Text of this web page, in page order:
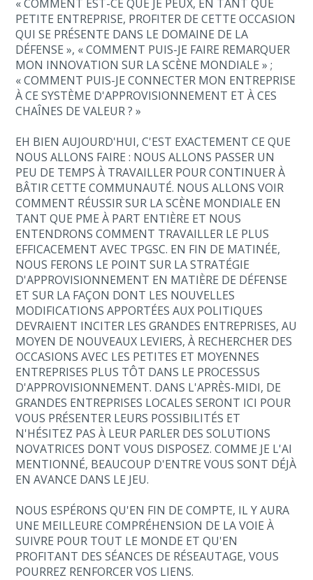
« COMMENT EST-CE QUE JE PEUX, EN TANT QUE
PETITE ENTREPRISE, PROFITER DE CETTE OCCASION
QUI SE PRÉSENTE DANS LE DOMAINE DE LA
DÉFENSE », « COMMENT PUIS-JE FAIRE REMARQUER
MON INNOVATION SUR LA SCÈNE MONDIALE » ;
« COMMENT PUIS-JE CONNECTER MON ENTREPRISE
À CE SYSTÈME D'APPROVISIONNEMENT ET À CES
CHAÎNES DE VALEUR ? »
EH BIEN AUJOURD'HUI, C'EST EXACTEMENT CE QUE
NOUS ALLONS FAIRE : NOUS ALLONS PASSER UN
PEU DE TEMPS À TRAVAILLER POUR CONTINUER À
BÂTIR CETTE COMMUNAUTÉ. NOUS ALLONS VOIR
COMMENT RÉUSSIR SUR LA SCÈNE MONDIALE EN
TANT QUE PME À PART ENTIÈRE ET NOUS
ENTENDRONS COMMENT TRAVAILLER LE PLUS
EFFICACEMENT AVEC TPGSC. EN FIN DE MATINÉE,
NOUS FERONS LE POINT SUR LA STRATÉGIE
D'APPROVISIONNEMENT EN MATIÈRE DE DÉFENSE
ET SUR LA FAÇON DONT LES NOUVELLES
MODIFICATIONS APPORTÉES AUX POLITIQUES
DEVRAIENT INCITER LES GRANDES ENTREPRISES, AU
MOYEN DE NOUVEAUX LEVIERS, À RECHERCHER DES
OCCASIONS AVEC LES PETITES ET MOYENNES
ENTREPRISES PLUS TÔT DANS LE PROCESSUS
D'APPROVISIONNEMENT. DANS L'APRÈS-MIDI, DE
GRANDES ENTREPRISES LOCALES SERONT ICI POUR
VOUS PRÉSENTER LEURS POSSIBILITÉS ET
N'HÉSITEZ PAS À LEUR PARLER DES SOLUTIONS
NOVATRICES DONT VOUS DISPOSEZ. COMME JE L'AI
MENTIONNÉ, BEAUCOUP D'ENTRE VOUS SONT DÉJÀ
EN AVANCE DANS LE JEU.
NOUS ESPÉRONS QU'EN FIN DE COMPTE, IL Y AURA
UNE MEILLEURE COMPRÉHENSION DE LA VOIE À
SUIVRE POUR TOUT LE MONDE ET QU'EN
PROFITANT DES SÉANCES DE RÉSEAUTAGE, VOUS
POURREZ RENFORCER VOS LIENS.